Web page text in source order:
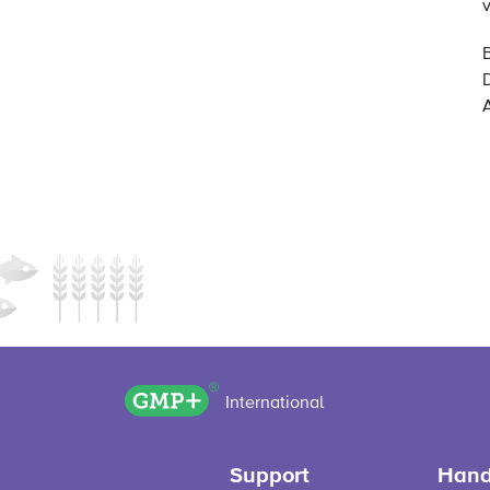
GMP+ logo
International
Support